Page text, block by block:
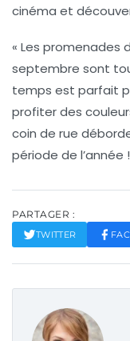
cinéma et
« Les promenades
septembre sont
temps est parfait
profiter des
coin de rue
période de l’année
PARTAGER :
TWITTER